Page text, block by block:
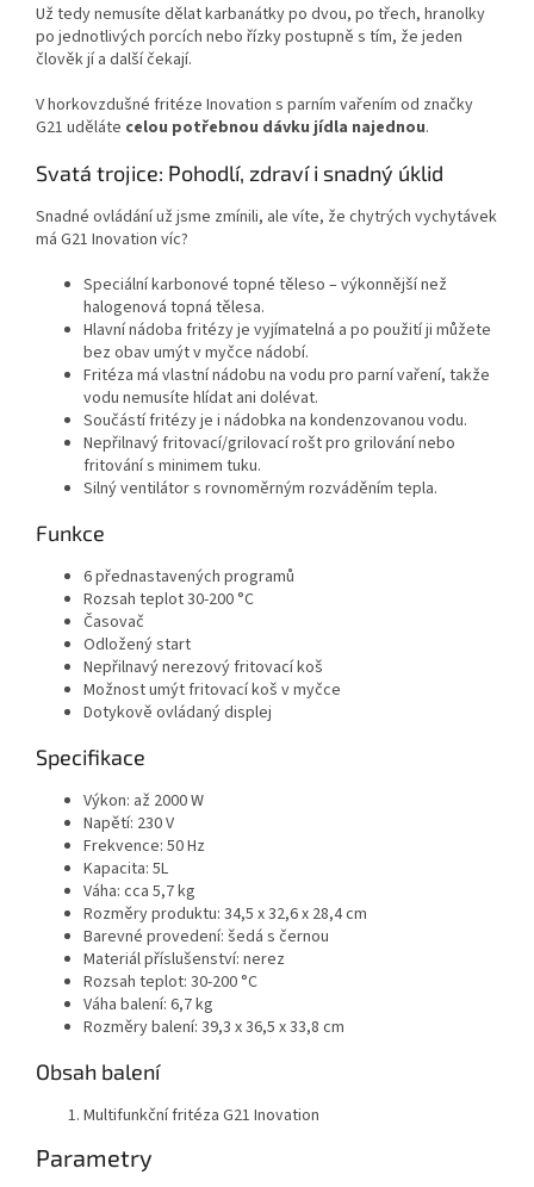
Už tedy nemusíte dělat karbanátky po dvou, po třech, hranolky
po jednotlivých porcích nebo řízky postupně s tím, že jeden
člověk jí a další čekají.
V horkovzdušné fritéze Inovation s parním vařením od značky
G21 uděláte celou potřebnou dávku jídla najednou.
Svatá trojice: Pohodlí, zdraví i snadný úklid
Snadné ovládání už jsme zmínili, ale víte, že chytrých vychytávek
má G21 Inovation víc?
Speciální karbonové topné těleso – výkonnější než
halogenová topná tělesa.
Hlavní nádoba fritézy je vyjímatelná a po použití ji můžete
bez obav umýt v myčce nádobí.
Fritéza má vlastní nádobu na vodu pro parní vaření, takže
vodu nemusíte hlídat ani dolévat.
Součástí fritézy je i nádobka na kondenzovanou vodu.
Nepřilnavý fritovací/grilovací rošt pro grilování nebo
fritování s minimem tuku.
Silný ventilátor s rovnoměrným rozváděním tepla.
Funkce
6 přednastavených programů
Rozsah teplot 30-200 °C
Časovač
Odložený start
Nepřilnavý nerezový fritovací koš
Možnost umýt fritovací koš v myčce
Dotykově ovládaný displej
Specifikace
Výkon: až 2000 W
Napětí: 230 V
Frekvence: 50 Hz
Kapacita: 5L
Váha: cca 5,7 kg
Rozměry produktu: 34,5 x 32,6 x 28,4 cm
Barevné provedení: šedá s černou
Materiál příslušenství: nerez
Rozsah teplot: 30-200 °C
Váha balení: 6,7 kg
Rozměry balení: 39,3 x 36,5 x 33,8 cm
Obsah balení
Multifunkční fritéza G21 Inovation
Parametry